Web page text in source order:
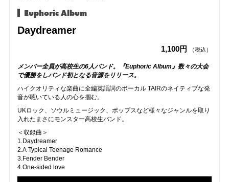
Euphoric Album
Daydreamer
1,100円 （税込）
メンバー全員が高校生の6人バンド。『Euphoric Album』数々の大会
で優勝をしバンド初となる音源をリリース。
ハイクオリティな楽曲に全編英語詞のボーカル TAIRのネイティブな発
音が聴いている人の心を掴む。
UKロック、ソウルミュージック、ポップスなど様々なジャンルを取り
入れたまさにモンスター高校生バンド。
＜収録曲＞
1.Daydreamer
2.A Typical Teenage Romance
3.Fender Bender
4.One-sided love